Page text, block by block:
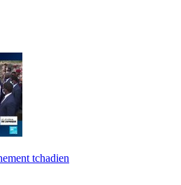
tchadien